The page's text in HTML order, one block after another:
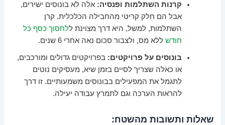
קרנות השתלמות ופנסיה: אלה לא בונוסים ישירים,
אבל הם חלק קריטי מהחבילה הכלכלית. קרן
השתלמות, למשל, היא דרך מצוינת ללחסוך כסף כל
חודש ללא מס, ולצבור סכום נאה אחרי 6 שנים.
בונוסים על פרויקטים: בפרויקטים גדולים ומורכבים,
או כאלה שצריך לסיים בזמן שיא, מעסיקים נוטים
לתגמל את המפעילים בבונוסים משמעותיים. זו דרך
להראות הערכה וגם לתמרץ עבודה יעילה.
שאלות ותשובות מהשטח: